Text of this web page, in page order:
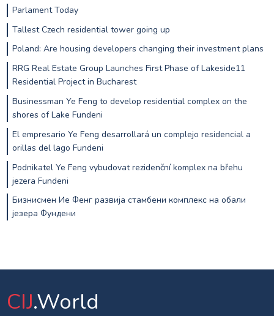
Parlament Today
Tallest Czech residential tower going up
Poland: Are housing developers changing their investment plans
RRG Real Estate Group Launches First Phase of Lakeside11
Residential Project in Bucharest
Businessman Ye Feng to develop residential complex on the
shores of Lake Fundeni
El empresario Ye Feng desarrollará un complejo residencial a
orillas del lago Fundeni
Podnikatel Ye Feng vybudovat rezidenční komplex na břehu
jezera Fundeni
Бизнисмен Ие Фенг развија стамбени комплекс на обали
језера Фундени
CIJ.World